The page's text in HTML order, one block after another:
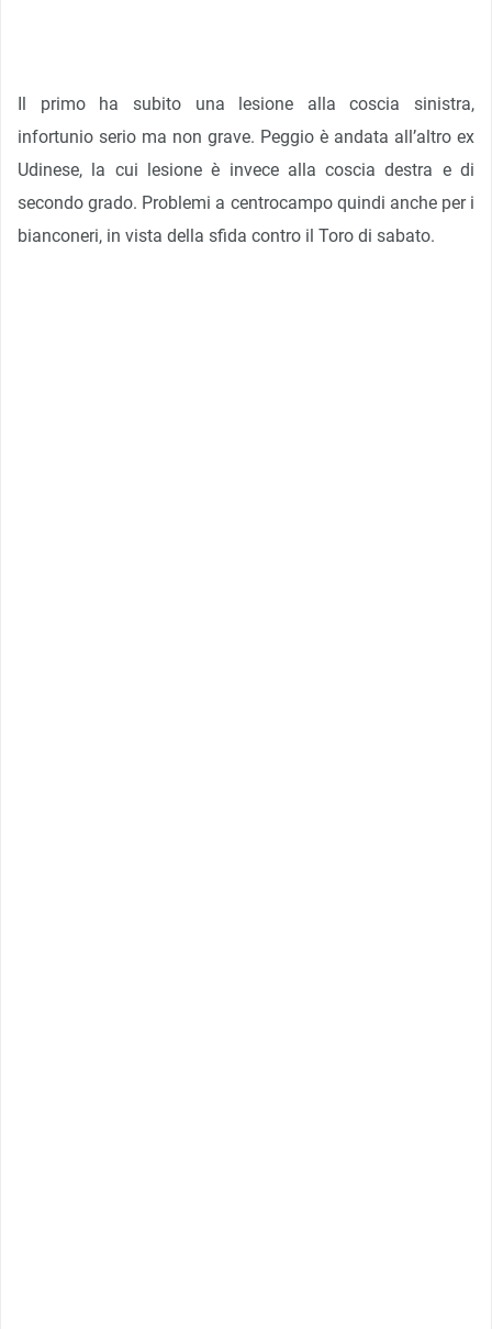
Il primo ha subito una lesione alla coscia sinistra,
infortunio serio ma non grave. Peggio è andata all’altro ex
Udinese, la cui lesione è invece alla coscia destra e di
secondo grado. Problemi a centrocampo quindi anche per i
bianconeri, in vista della sfida contro il Toro di sabato.